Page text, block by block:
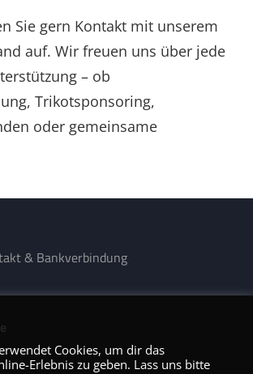
Sie gern Kontakt mit unserem
auf. Wir freuen uns über jede
– ob
Trikotsponsoring,
oder gemeinsame
& Bankverbindung
Cookies, um dir das
Erlebnis zu geben. Lass uns bitte